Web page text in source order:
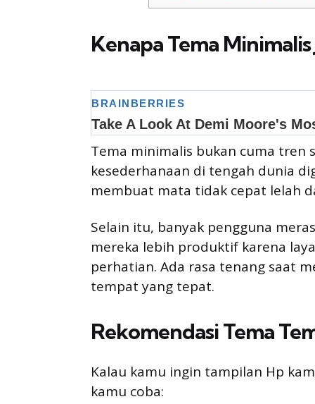
Kenapa Tema
Tema minimalis bukan cuma tren
kesederhanaan di tengah dunia
membuat mata tidak cepat lelah
Selain itu, banyak pengguna
mereka lebih produktif karena
perhatian. Ada rasa tenang saat
tempat yang tepat.
Rekomendasi Tema
Kalau kamu ingin tampilan Hp
kamu coba: